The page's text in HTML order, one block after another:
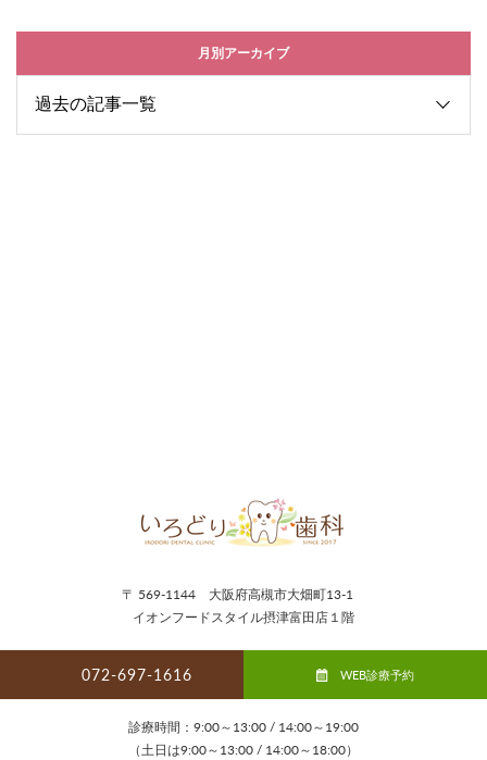
月別アーカイブ
〒 569-1144 大阪府高槻市大畑町13-1
イオンフードスタイル摂津富田店１階
072-697-1616 WEB診療予約
診療時間：9:00～13:00 / 14:00～19:00
（土日は9:00～13:00 / 14:00～18:00）